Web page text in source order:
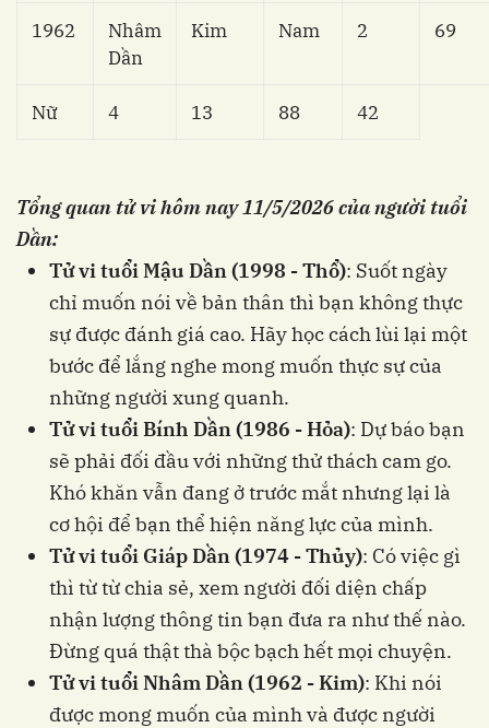
1962
Nhâm
Dần
Kim Nam 2 69
Nữ 4 13 88 42
Tổng quan tử vi hôm nay 11/5/2026của người tuổi
Dần:
Tử vi tuổi Mậu Dần (1998 - Thổ): Suốt ngày
chỉ muốn nói về bản thân thì bạn không thực
sự được đánh giá cao. Hãy học cách lùi lại một
bước để lắng nghe mong muốn thực sự của
những người xung quanh.
Tử vi tuổi Bính Dần (1986 - Hỏa): Dự báo bạn
sẽ phải đối đầu với những thử thách cam go.
Khó khăn vẫn đang ở trước mắt nhưng lại là
cơ hội để bạn thể hiện năng lực của mình.
Tử vi tuổi Giáp Dần (1974 - Thủy): Có việc gì
thì từ từ chia sẻ, xem người đối diện chấp
nhận lượng thông tin bạn đưa ra như thế nào.
Đừng quá thật thà bộc bạch hết mọi chuyện.
Tử vi tuổi Nhâm Dần (1962 - Kim): Khi nói
được mong muốn của mình và được người